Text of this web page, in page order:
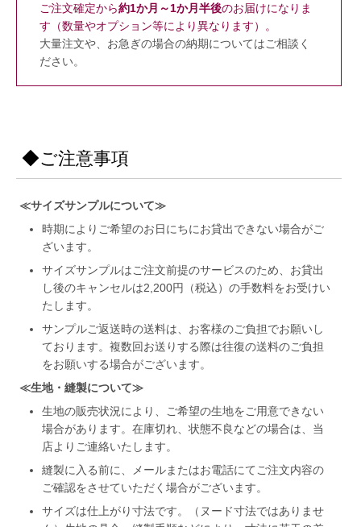
ご注文確定から約1か月～1か月半後のお届けになりま
す（数量やオプション等により異なります）。
大量注文や、お急ぎの場合の納期についてはご相談く
ださい。
◆ご注意事項
≪サイズサンプルについて≫
時期によりご希望のお日にちにお貸出できない場合がご
ざいます。
サイズサンプルはご注文前提のサービスのため、お貸出
し後のキャンセルは2,200円（税込）の手数料をお受けい
たします。
サンプルご返送時の送料は、お客様のご負担でお願いし
ております。複数回お送りする際は往復の送料のご負担
をお願いする場合がございます。
≪生地・縫製について≫
生地の販売状況により、ご希望の生地をご用意できない
場合があります。在庫切れ、状態不良などの場合は、当
店よりご連絡いたします。
縫製に入る前に、メールまたはお電話にてご注文内容の
ご確認をさせていただく場合がございます。
サイズは仕上がり寸法です。（ヌード寸法ではありませ